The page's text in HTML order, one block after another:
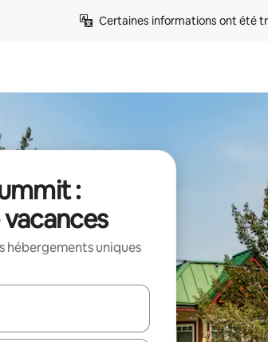
Certaines informations ont été
:
hébergements uniques
utilisez les flèches vers le haut et vers le